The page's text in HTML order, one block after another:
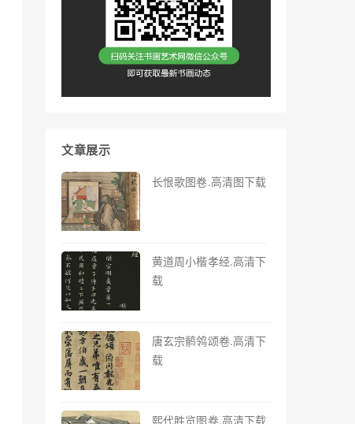
文章展示
长恨歌图卷.高清图下载
黄道周小楷孝经.高清下
载
唐玄宗鹡鸰颂卷.高清下
载
熙代胜览图卷.高清下载